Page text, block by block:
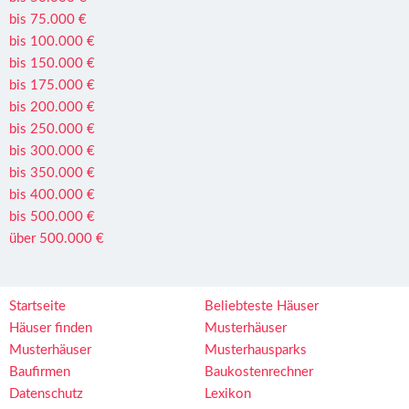
bis 75.000 €
bis 100.000 €
bis 150.000 €
bis 175.000 €
bis 200.000 €
bis 250.000 €
bis 300.000 €
bis 350.000 €
bis 400.000 €
bis 500.000 €
über 500.000 €
Startseite
Häuser finden
Musterhäuser
Baufirmen
Datenschutz
Beliebteste Häuser
Musterhäuser
Musterhausparks
Baukostenrechner
Lexikon